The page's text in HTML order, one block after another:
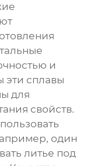
и
эти сплавы
для
свойств.
один
литье под